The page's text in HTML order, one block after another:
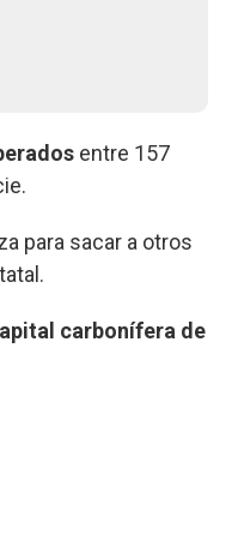
entre 157
para sacar a otros
carbonífera de